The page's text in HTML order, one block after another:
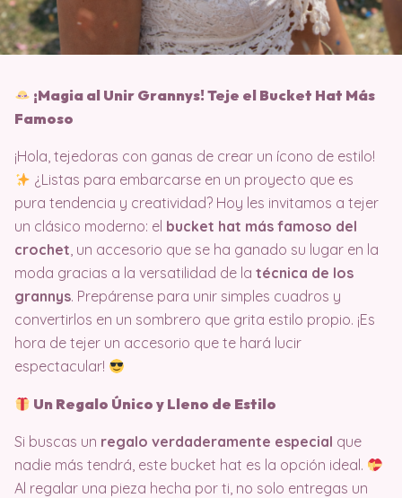
¡Magia al Unir Grannys! Teje el Bucket Hat Más
Famoso
¡Hola, tejedoras con ganas de crear un ícono de estilo!
¿Listas para embarcarse en un proyecto que es
pura tendencia y creatividad? Hoy les invitamos a tejer
un clásico moderno: el bucket hat más famoso del
crochet, un accesorio que se ha ganado su lugar en la
moda gracias a la versatilidad de la técnica de los
grannys. Prepárense para unir simples cuadros y
convertirlos en un sombrero que grita estilo propio. ¡Es
hora de tejer un accesorio que te hará lucir
espectacular!
Un Regalo Único y Lleno de Estilo
Si buscas un regalo verdaderamente especial que
nadie más tendrá, este bucket hat es la opción ideal.
Al regalar una pieza hecha por ti, no solo entregas un